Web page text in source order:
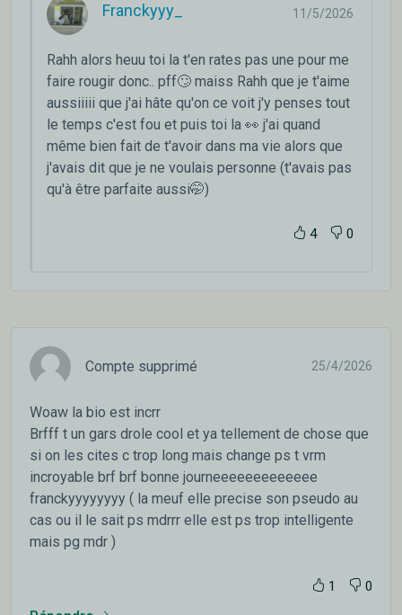
Franckyyy_ 11/5/2026
Rahh alors heuu toi la t'en rates pas une pour me
faire rougir donc.. pff🙄 maiss Rahh que je t'aime
aussiiiii que j'ai hâte qu'on ce voit j'y penses tout
le temps c'est fou et puis toi la 👀 j'ai quand
même bien fait de t'avoir dans ma vie alors que
j'avais dit que je ne voulais personne (t'avais pas
qu'à être parfaite aussi🤭)
4 0
Compte supprimé 25/4/2026
Woaw la bio est incrr
Brfff t un gars drole cool et ya tellement de chose que
si on les cites c trop long mais change ps t vrm
incroyable brf brf bonne journeeeeeeeeeeeee
franckyyyyyyyy ( la meuf elle precise son pseudo au
cas ou il le sait ps mdrrr elle est ps trop intelligente
mais pg mdr )
1 0